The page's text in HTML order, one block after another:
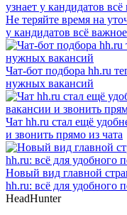
Не теряйте время на
у кандидатов всё важное
Чат-бот подбора hh.ru
нужных вакансий
Чат hh.ru стал ещё
и звонить прямо из чата
Новый вид главной
hh.ru: всё для удобного
HeadHunter